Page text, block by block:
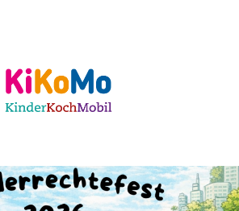
KiKoMo Karlsruhe
Start
Mein Team
Daher komme ich